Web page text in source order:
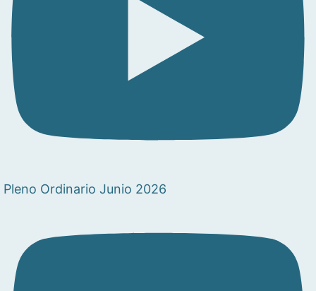
Pleno Ordinario Junio 2026